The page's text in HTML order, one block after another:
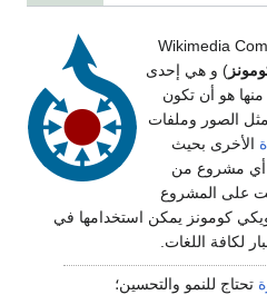
Wikimedia
) و هي إحدى
هو أن تكون
مثل الصور وملفات
الأخرى بحيث
أي مشروع من
على المشروع
كومونز يمكن استخدامها في
لكافة اللغات.
تحتاج للنمو والتحسين؛